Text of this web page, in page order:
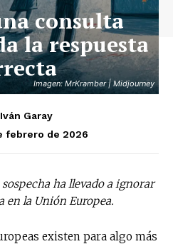
Imagen: MrKramber | Midjourney
consulta
la respuesta
Iván Garay
febrero de 2026
ha llevado a ignorar
en la Unión Europea.
existen para algo más